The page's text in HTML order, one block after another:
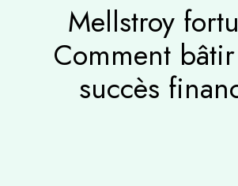
Mellstroy
Comment
succès